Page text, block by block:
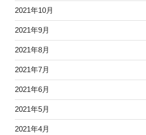
2021年10月
2021年9月
2021年8月
2021年7月
2021年6月
2021年5月
2021年4月